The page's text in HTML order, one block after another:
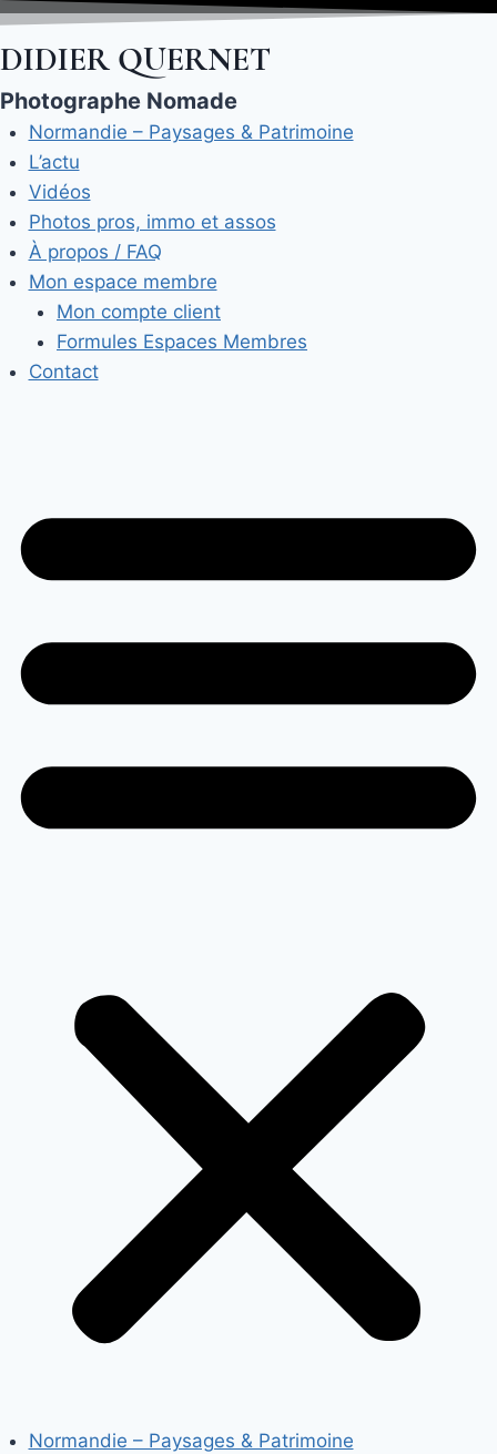
Aller
au
contenu
DIDIER QUERNET
Photographe Nomade
Normandie – Paysages & Patrimoine
L’actu
Vidéos
Photos pros, immo et assos
À propos / FAQ
Mon espace membre
Mon compte client
Formules Espaces Membres
Contact
Normandie – Paysages & Patrimoine